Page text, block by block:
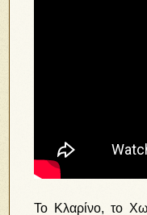
Το Κλαρίνο, το